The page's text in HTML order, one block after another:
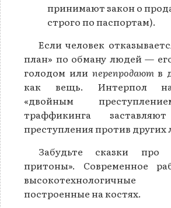
принимают закон о
строго по паспортам).
Если человек
план» по обману людей —
голодом или перепродают в
как вещь. Интерпол
«двойным
траффикинга
преступления против других
Забудьте сказки про
притоны». Современное
высокотехнологичные
построенные на костях.